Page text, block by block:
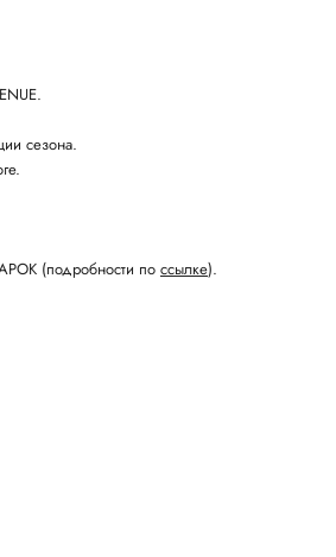
сезона.
(подробности по ссылке).